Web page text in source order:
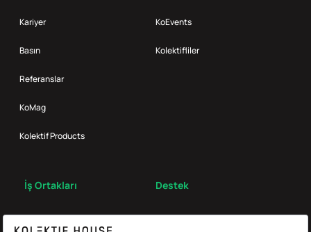
Kariyer
Basın
Referanslar
KoMag
Kolektif Products
KoEvents
Kolektifliler
İş Ortakları Destek